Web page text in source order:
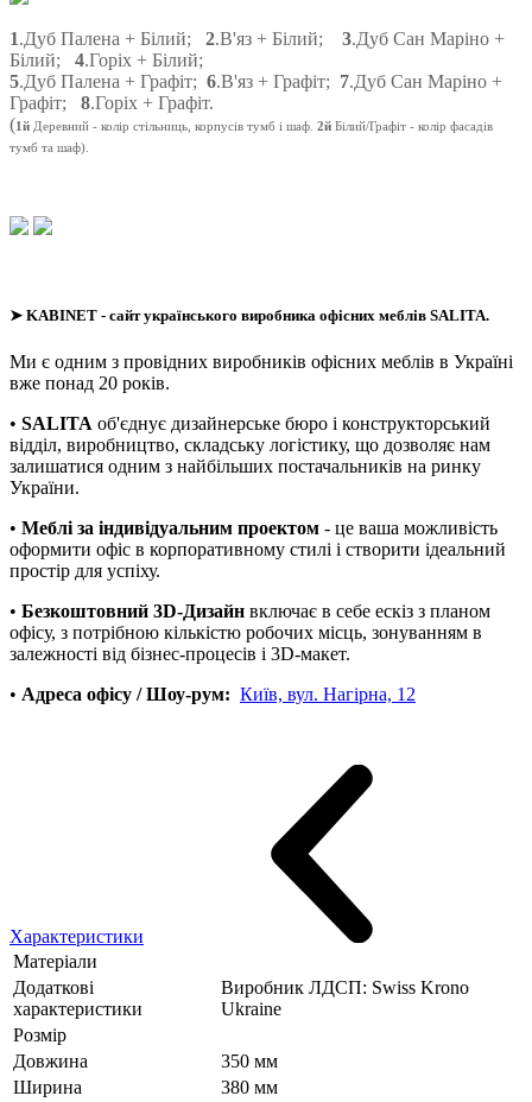
1.Дуб Палена + Білий; 2.В'яз + Білий; 3.Дуб Сан Маріно +
Білий;
4.Горіх + Білий;
5.Дуб Палена + Графіт; 6.В'яз + Графіт; 7.Дуб Сан Маріно +
Графіт; 8.Горіх + Графіт.
(1й Деревний - колір стільниць, корпусів тумб і шаф. 2й Білий/Графіт - колір фасадів
тумб та шаф).
➤ KABINET - сайт українського виробника офісних меблів SALITA.
Ми є одним з провідних виробників офісних меблів в Україні
вже понад 20 років.
• SALITA об'єднує дизайнерське бюро і конструкторський
відділ, виробництво, складську логістику, що дозволяє нам
залишатися одним з найбільших постачальників на ринку
України.
• Меблі за індивідуальним проектом - це ваша можливість
оформити офіс в корпоративному стилі і створити ідеальний
простір для успіху.
• Безкоштовний 3D-Дизайн включає в себе ескіз з планом
офісу, з потрібною кількістю робочих місць, зонуванням в
залежності від бізнес-процесів і 3D-макет.
• Адреса офісу / Шоу-рум: Київ, вул. Нагірна, 12
Характеристики
Матеріали
Додаткові
характеристики
Виробник ЛДСП: Swiss Krono
Ukraine
Розмір
Довжина
350 мм
Ширина
380 мм